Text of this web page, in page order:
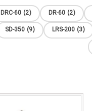
DR-60 (2)
DRC-60 (2)
LRS-200 (3)
SD-350 (9)